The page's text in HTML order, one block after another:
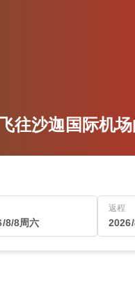
往沙迦国际机场
8/8周六
返程
2026/